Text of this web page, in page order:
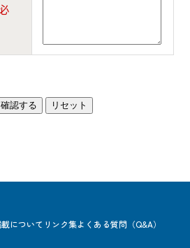
について リンク集よくある質問（Q&A）